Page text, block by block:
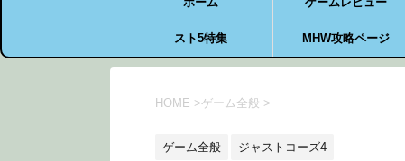
スト5特集 MHW攻略ページ
HOME >ゲーム全般 >
ゲーム全般 ジャストコーズ4